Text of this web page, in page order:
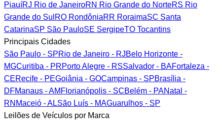
PiauíRJ Rio de JaneiroRN Rio Grande do NorteRS Rio
Grande do Sul RO RondôniaRR RoraimaSC Santa
CatarinaSP São PauloSE SergipeTO Tocantins
Principais Cidades
São Paulo - SPRio de Janeiro - RJBelo Horizonte -
MGCuritiba - PRPorto Alegre - RSSalvador - BAFortaleza -
CERecife - PEGoiânia - GOCampinas - SPBrasília -
DFManaus - AM Florianópolis - SCBelém - PANatal -
RN Maceió - ALSão Luís - MAGuarulhos - SP
Leilões de Veículos por Marca